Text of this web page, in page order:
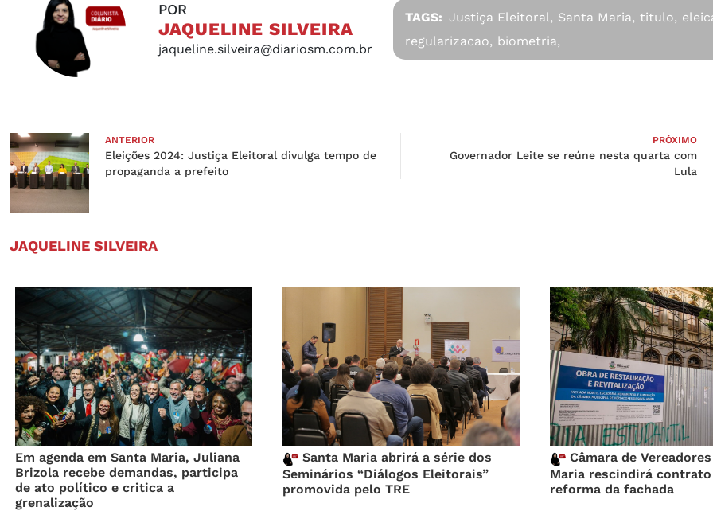
POR
JAQUELINE SILVEIRA
jaqueline.silveira@diariosm.com.br
TAGS: Justiça Eleitoral, Santa Maria, titulo,
regularizacao, biometria,
ANTERIOR
Eleições 2024: Justiça Eleitoral divulga tempo de
propaganda a prefeito
PRÓXIMO
Governador Leite se reúne nesta quarta com
Lula
JAQUELINE SILVEIRA
Em agenda em Santa Maria, Juliana
Brizola recebe demandas, participa
de ato político e critica a
grenalização
Santa Maria abrirá a série dos
Seminários “Diálogos Eleitorais”
promovida pelo TRE
Câmara de
Maria rescindirá
reforma da fachada